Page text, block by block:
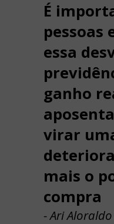
É
pessoas
essa
ganho
virar
mais o
compra
- Ari